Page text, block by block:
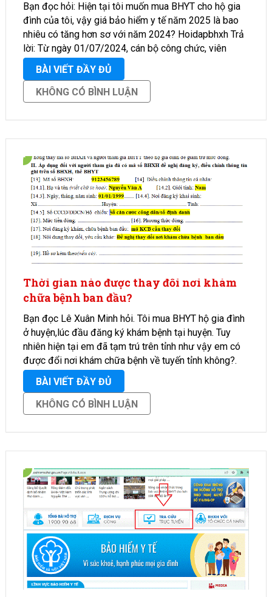
Bạn đọc hỏi: Hiện tại tôi muốn mua BHYT cho hộ gia
đình của tôi, vậy giá bảo hiểm y tế năm 2025 là bao
nhiêu có tăng hơn sơ với năm 2024? Hoidapbhxh Trả
lời: Từ ngày 01/07/2024, cán bộ công chức, viên
chức, lực …
BÀI VIẾT ĐẦY ĐỦ
KHÔNG CÓ BÌNH LUẬN
Thời gian nào được thay đổi nơi khám
chữa bệnh ban đầu?
Bạn đọc Lê Xuân Minh hỏi. Tôi mua BHYT hộ gia đình
ở huyện,lúc đầu đăng ký khám bệnh tại huyện. Tuy
nhiên hiện tại em đã tạm trú trên tỉnh như vậy em có
được đổi nơi khám chữa bệnh về tuyến tỉnh không?.
HoidapBHXH …
BÀI VIẾT ĐẦY ĐỦ
KHÔNG CÓ BÌNH LUẬN